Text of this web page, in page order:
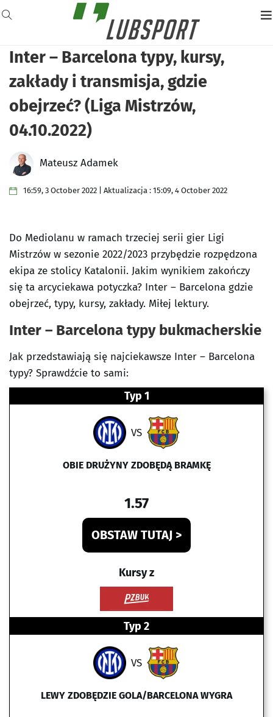
Inter – Barcelona typy, kursy,
zakłady i transmisja, gdzie
obejrzeć? (Liga Mistrzów,
04.10.2022)
Mateusz Adamek
16:59, 3 October 2022 | Aktualizacja : 15:09, 4 October 2022
Do Mediolanu w ramach trzeciej serii gier Ligi
Mistrzów w sezonie 2022/2023 przybędzie rozpędzona
ekipa ze stolicy Katalonii. Jakim wynikiem zakończy
się ta arcyciekawa potyczka? Inter – Barcelona gdzie
obejrzeć, typy, kursy, zakłady. Miłej lektury.
Inter – Barcelona typy bukmacherskie
Jak przedstawiają się najciekawsze Inter – Barcelona
typy? Sprawdźcie to sami:
Typ 1
VS
OBIE DRUŻYNY ZDOBĘDĄ BRAMKĘ
1.57
OBSTAW TUTAJ >
Kursy z
Typ 2
VS
LEWY ZDOBĘDZIE GOLA/BARCELONA WYGRA